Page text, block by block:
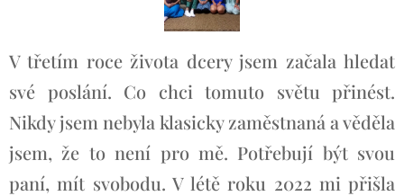
V třetím roce života dcery jsem začala hledat
své poslání. Co chci tomuto světu přinést.
Nikdy jsem nebyla klasicky zaměstnaná a věděla
jsem, že to není pro mě. Potřebují být svou
paní, mít svobodu. V létě roku 2022 mi přišla